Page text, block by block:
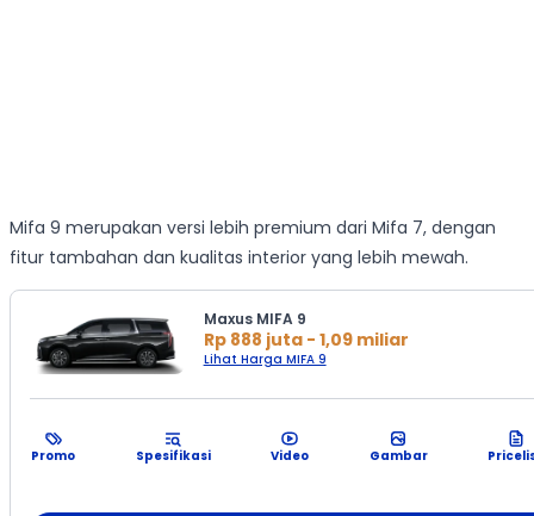
Mifa 9 merupakan versi lebih premium dari Mifa 7, dengan
fitur tambahan dan kualitas interior yang lebih mewah.
Maxus MIFA 9
Rp 888 juta - 1,09 miliar
Lihat Harga MIFA 9
Promo Spesifikasi Video Gambar